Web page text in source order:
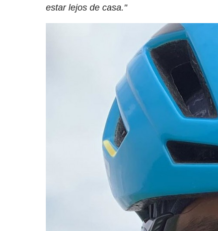
estar lejos de casa."